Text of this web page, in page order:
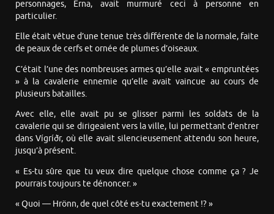
personnages, Erna, avait murmuré ceci à personne en
particulier.
Elle était vêtue d’une tenue très différente de la normale, faite
de peaux de cerfs et ornée de plumes d’oiseaux.
C’était l’une des nombreuses armes qu’elle avait « empruntées
» à la cavalerie ennemie qu’elle avait vaincue au cours de
plusieurs batailles.
Avec elle, elle avait pu se glisser parmi les soldats de la
cavalerie qui se dirigeaient vers la ville, lui permettant d’entrer
dans Vígríðr, où elle avait silencieusement attendu son heure,
jusqu’à présent.
« Es-tu sûre que tu veux dire quelque chose comme ça ? Je
pourrais toujours te dénoncer. »
« Quoi — Hrönn, de quel côté es-tu exactement !? »